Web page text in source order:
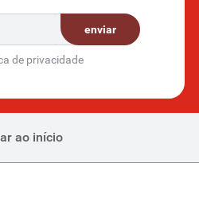
enviar
de privacidade
ao início